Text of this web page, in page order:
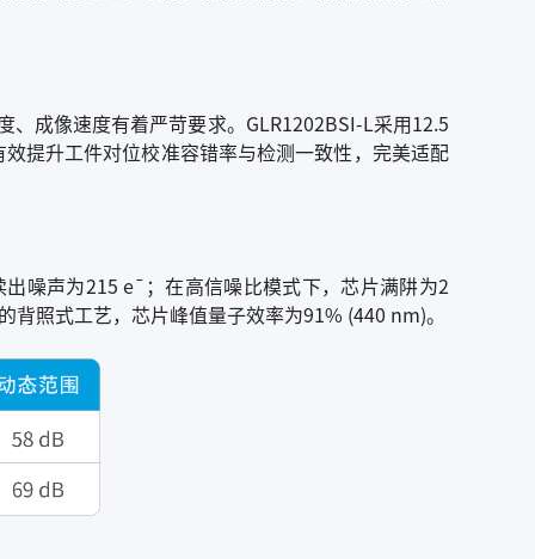
成像速度有着严苛要求。GLR1202BSI-L采用12.5
提升工件对位校准容错率与检测一致性，完美适配
出噪声为215 e¯ ；在高信噪比模式下，芯片满阱为2
照式工艺，芯片峰值量子效率为91% (440 nm)。